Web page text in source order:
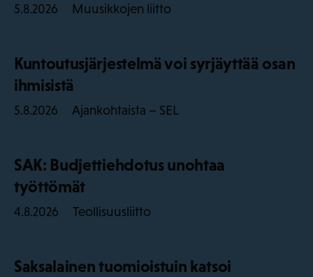
5.8.2026 Muusikkojen liitto
Kuntoutusjärjestelmä voi syrjäyttää osan
ihmisistä
5.8.2026 Ajankohtaista – SEL
SAK: Budjettiehdotus unohtaa
työttömät
4.8.2026 Teollisuusliitto
Saksalainen tuomioistuin katsoi